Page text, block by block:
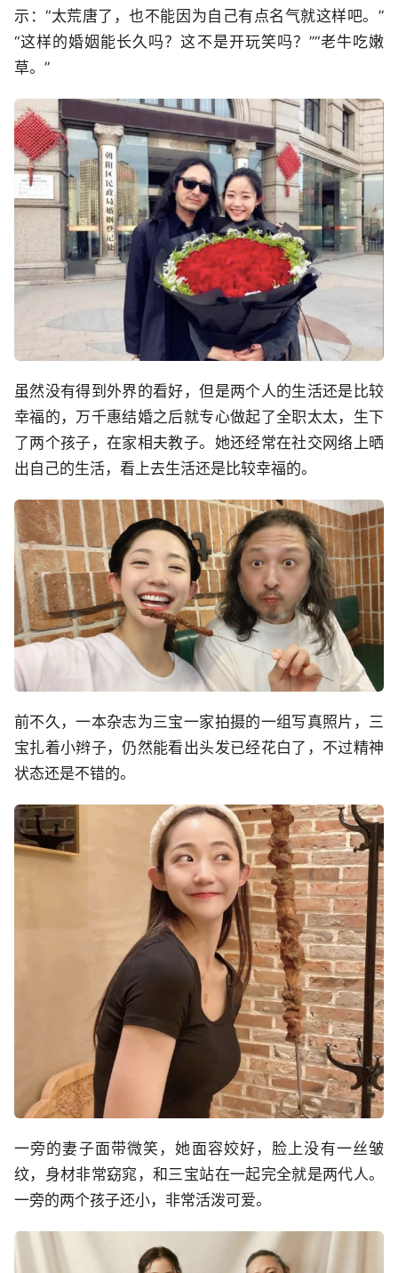
示：“太荒唐了，也不能因为自己有点名气就这样吧。”
“这样的婚姻能长久吗？这不是开玩笑吗？”“老牛吃嫩
草。”
虽然没有得到外界的看好，但是两个人的生活还是比较
幸福的，万千惠结婚之后就专心做起了全职太太，生下
了两个孩子，在家相夫教子。她还经常在社交网络上晒
出自己的生活，看上去生活还是比较幸福的。
前不久，一本杂志为三宝一家拍摄的一组写真照片，三
宝扎着小辫子，仍然能看出头发已经花白了，不过精神
状态还是不错的。
一旁的妻子面带微笑，她面容姣好，脸上没有一丝皱
纹，身材非常窈窕，和三宝站在一起完全就是两代人。
一旁的两个孩子还小，非常活泼可爱。